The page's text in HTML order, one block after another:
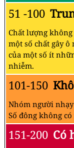
51 -100
Chất lượng
một số chất gây
của một số ít
nhiễm.
101-150
Nhóm người
Số đông không
151-200 Có